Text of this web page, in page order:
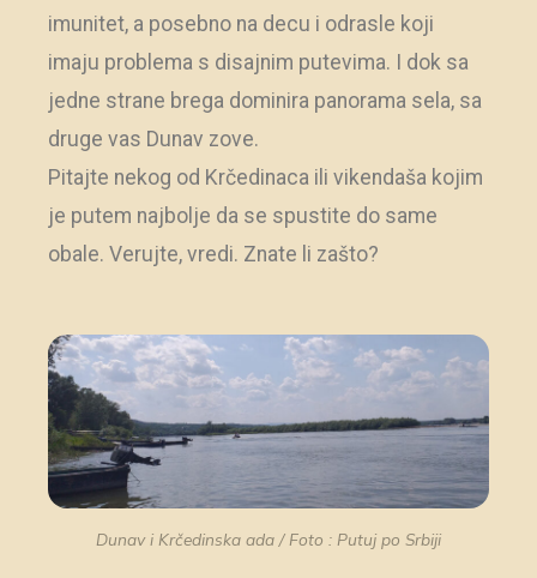
imunitet, a posebno na decu i odrasle koji
imaju problema s disajnim putevima. I dok sa
jedne strane brega dominira panorama sela, sa
druge vas Dunav zove.
Pitajte nekog od Krčedinaca ili vikendaša kojim
je putem najbolje da se spustite do same
obale. Verujte, vredi. Znate li zašto?
Dunav i Krčedinska ada / Foto : Putuj po Srbiji